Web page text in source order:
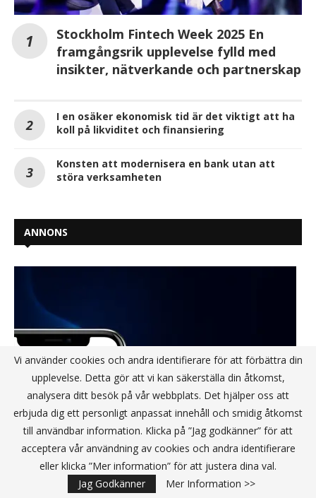
Stockholm Fintech Week 2025 En
framgångsrik upplevelse fylld med
insikter, nätverkande och partnerskap
I en osäker ekonomisk tid är det viktigt att ha
koll på likviditet och finansiering
Konsten att modernisera en bank utan att
störa verksamheten
ANNONS
Vi använder cookies och andra identifierare för att förbättra din
upplevelse. Detta gör att vi kan säkerställa din åtkomst,
analysera ditt besök på vår webbplats. Det hjälper oss att
erbjuda dig ett personligt anpassat innehåll och smidig åtkomst
till användbar information. Klicka på ”Jag godkänner” för att
acceptera vår användning av cookies och andra identifierare
eller klicka ”Mer information” för att justera dina val.
Jag Godkänner
Mer Information >>